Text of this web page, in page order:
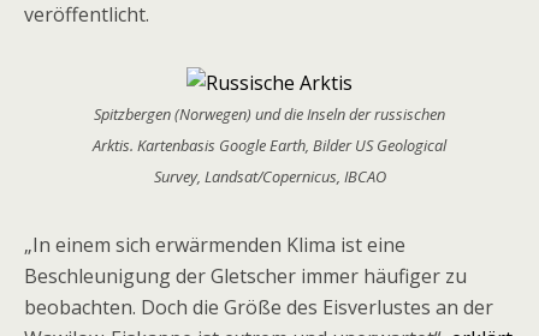
veröffentlicht.
Spitzbergen (Norwegen) und die Inseln der russischen
Arktis. Kartenbasis Google Earth, Bilder US Geological
Survey, Landsat/Copernicus, IBCAO
„In einem sich erwärmenden Klima ist eine
Beschleunigung der Gletscher immer häufiger zu
beobachten. Doch die Größe des Eisverlustes an der